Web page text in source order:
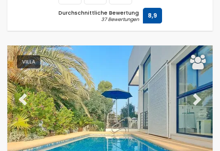
Durchschnittliche Bewertung
37 Bewertungen 8,9
VILLA
Previous Next